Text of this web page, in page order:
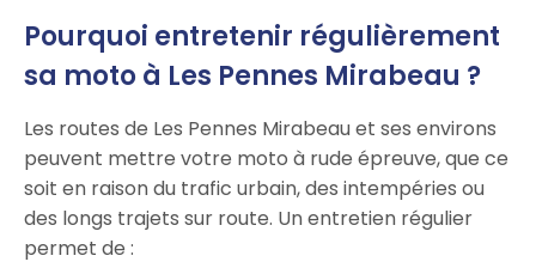
Pourquoi entretenir régulièrement
sa moto à Les Pennes Mirabeau ?
Les routes de Les Pennes Mirabeau et ses environs
peuvent mettre votre moto à rude épreuve, que ce
soit en raison du trafic urbain, des intempéries ou
des longs trajets sur route. Un entretien régulier
permet de :